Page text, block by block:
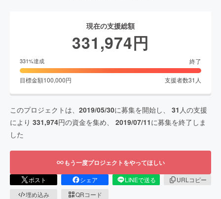
現在の支援総額
331,974円
331%達成 終了
目標金額100,000円 支援者数31 人
このプロジェクトは、 2019/05/30に募集を開始し、 31 人の支援
により 331,974円の資金を集め、 2019/07/11に募集を終了しま
した
もう一度プロジェクトをやってほしい
ポスト シェア LINEで送る
URLコピー
埋め込み
QRコード